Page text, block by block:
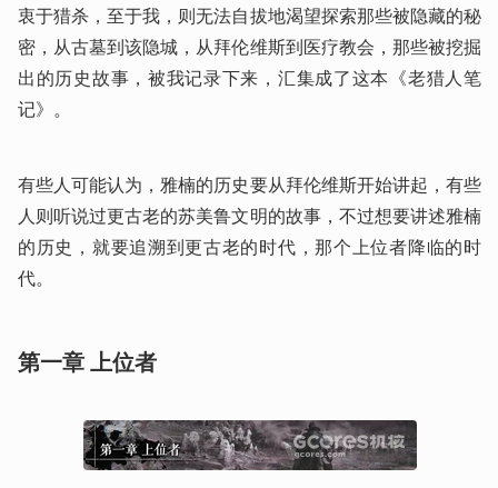
衷于猎杀，至于我，则无法自拔地渴望探索那些被隐藏的秘
密，从古墓到该隐城，从拜伦维斯到医疗教会，那些被挖掘
出的历史故事，被我记录下来，汇集成了这本《老猎人笔
记》。
有些人可能认为，雅楠的历史要从拜伦维斯开始讲起，有些
人则听说过更古老的苏美鲁文明的故事，不过想要讲述雅楠
的历史，就要追溯到更古老的时代，那个上位者降临的时
代。
第一章 上位者